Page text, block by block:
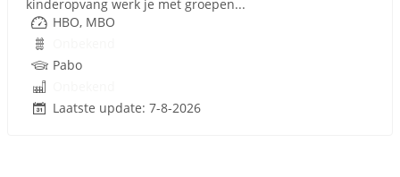
kinderopvang werk je met groepen...
HBO, MBO
Pabo
Laatste update: 7-8-2026